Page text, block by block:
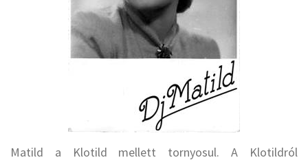
Matild a Klotild mellett tornyosul. A Klotildról